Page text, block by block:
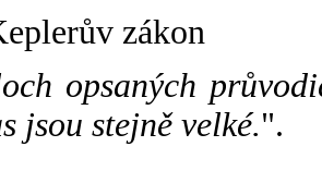
zákon
opsaných
jsou stejně velké.".